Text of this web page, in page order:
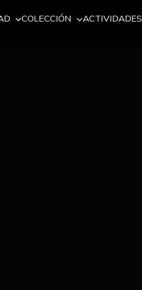
COLECCIÓN ACTIVIDADES